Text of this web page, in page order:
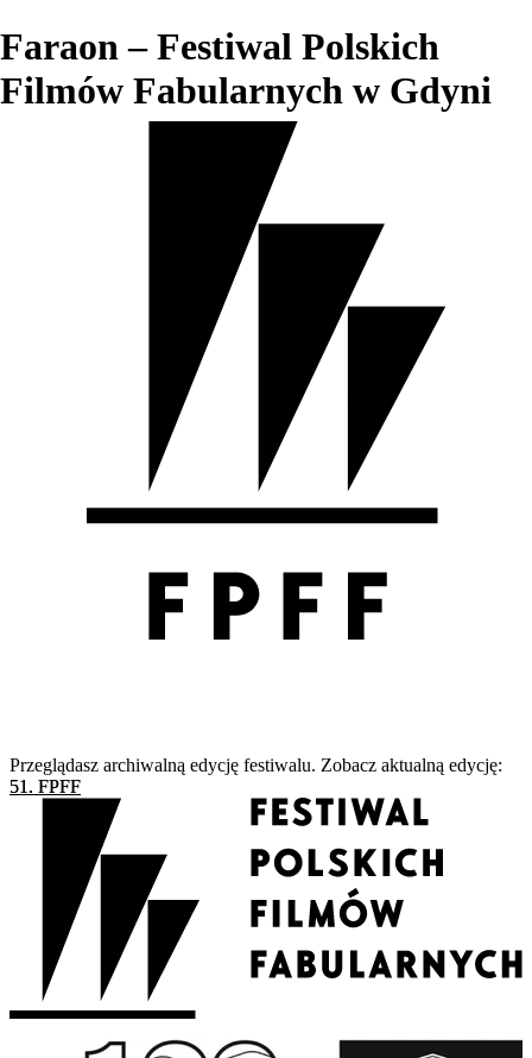
Faraon – Festiwal Polskich
Filmów Fabularnych w Gdyni
Przeglądasz archiwalną edycję festiwalu. Zobacz aktualną edycję:
51. FPFF